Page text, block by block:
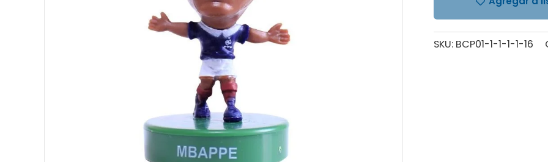
SKU: BCP01-1-1-1-1-16